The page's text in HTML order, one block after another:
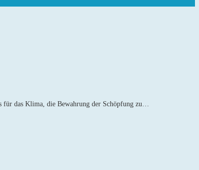
für das Klima, die Bewahrung der Schöpfung zu…